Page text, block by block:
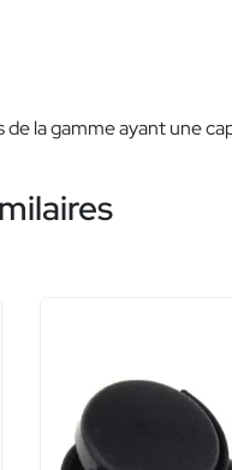
la gamme ayant une